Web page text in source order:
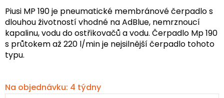
Piusi MP 190 je pneumatické membránové čerpadlo s
dlouhou životností vhodné na AdBlue, nemrznoucí
kapalinu, vodu do ostřikovačů a vodu. Čerpadlo Mp 190
s průtokem až 220 l/min je nejsilnější čerpadlo tohoto
typu.
Na objednávku: 4 týdny